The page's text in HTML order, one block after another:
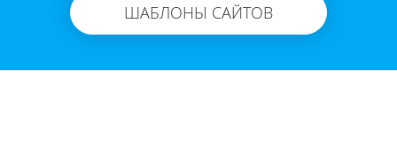
ШАБЛОНЫ САЙТОВ